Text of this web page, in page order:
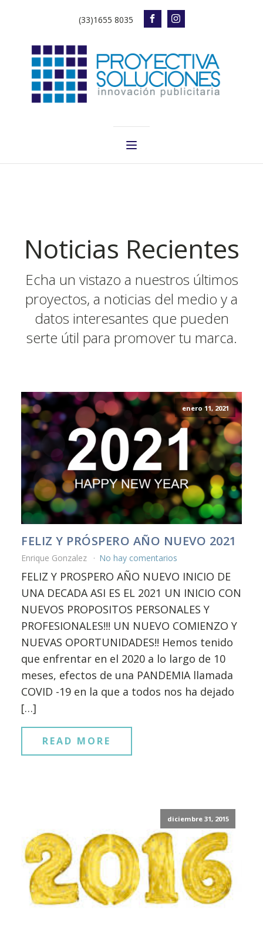
(33)1655 8035
Noticias Recientes
Echa un vistazo a nuestros últimos
proyectos, a noticias del medio y a
datos interesantes que pueden
serte útil para promover tu marca.
enero 11, 2021
FELIZ Y PRÓSPERO AÑO NUEVO 2021
Enrique Gonzalez No hay comentarios
FELIZ Y PROSPERO AÑO NUEVO INICIO DE
UNA DECADA ASI ES EL 2021 UN INICIO CON
NUEVOS PROPOSITOS PERSONALES Y
PROFESIONALES!!! UN NUEVO COMIENZO Y
NUEVAS OPORTUNIDADES!! Hemos tenido
que enfrentar en el 2020 a lo largo de 10
meses, efectos de una PANDEMIA llamada
COVID -19 en la que a todos nos ha dejado
[…]
READ MORE
diciembre 31, 2015